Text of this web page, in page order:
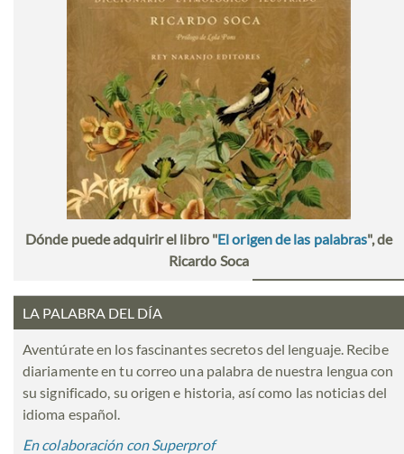
Dónde puede adquirir el libro "El origen de las palabras", de
Ricardo Soca
LA PALABRA DEL DÍA
Aventúrate en los fascinantes secretos del lenguaje. Recibe
diariamente en tu correo una palabra de nuestra lengua con
su significado, su origen e historia, así como las noticias del
idioma español.
En colaboración con Superprof